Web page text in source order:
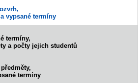
vypsané termíny
termíny,
a počty jejich studentů
termíny